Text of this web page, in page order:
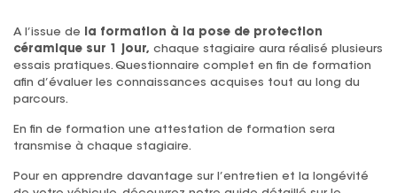
A l’issue de
la formation à la pose de protection
céramique sur 1 jour, chaque stagiaire aura réalisé plusieurs
essais pratiques. Questionnaire complet en fin de formation
afin d’évaluer les connaissances acquises tout au long du
parcours.
En fin de formation une attestation de formation sera
transmise à chaque stagiaire.
Pour en apprendre davantage sur l’entretien et la longévité